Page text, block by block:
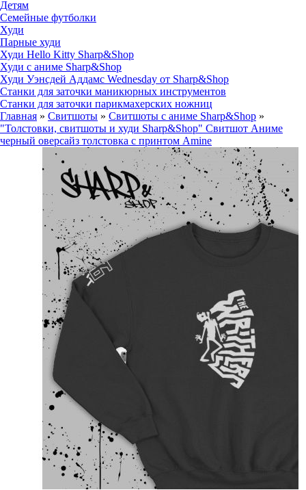
Детям
Семейные футболки
Худи
Парные худи
Худи Hello Kitty Sharp&Shop
Худи с аниме Sharp&Shop
Худи Уэнсдей Аддамс Wednesday от Sharp&Shop
Станки для заточки маникюрных инструментов
Станки для заточки парикмахерских ножниц
Главная » Свитшоты » Свитшоты с аниме Sharp&Shop »
"Толстовки, свитшоты и худи Sharp&Shop" Свитшот Аниме
черный оверсайз толстовка с принтом Amine